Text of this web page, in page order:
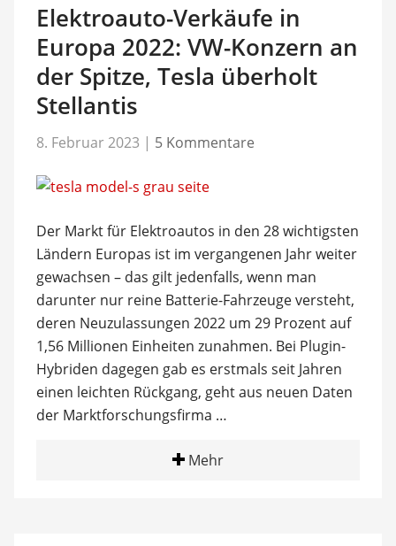
Elektroauto-Verkäufe in
Europa 2022: VW-Konzern an
der Spitze, Tesla überholt
Stellantis
8. Februar 2023 | 5 Kommentare
Der Markt für Elektroautos in den 28 wichtigsten
Ländern Europas ist im vergangenen Jahr weiter
gewachsen – das gilt jedenfalls, wenn man
darunter nur reine Batterie-Fahrzeuge versteht,
deren Neuzulassungen 2022 um 29 Prozent auf
1,56 Millionen Einheiten zunahmen. Bei Plugin-
Hybriden dagegen gab es erstmals seit Jahren
einen leichten Rückgang, geht aus neuen Daten
der Marktforschungsfirma …
Mehr